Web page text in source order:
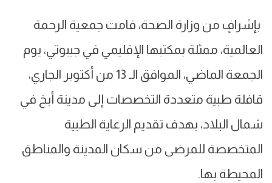
بإشرافٍ من وزارة الصحة، قامت جمعية الرحمة
العالمية، ممثلة بمكتبها الإقليمي في جيبوتي، يوم
الجمعة الماضي، الموافق الـ 13 من أكتوبر الجاري،
قافلة طبية متعددة التخصصات إلى مدينة أبخ في
شمال البلاد، بهدف تقديم الرعاية الطبية
المتخصصة للمرضى من سكان المدينة والمناطق
المحيطة بها.